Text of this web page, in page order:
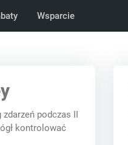
Wsparcie
podczas II
kontrolować